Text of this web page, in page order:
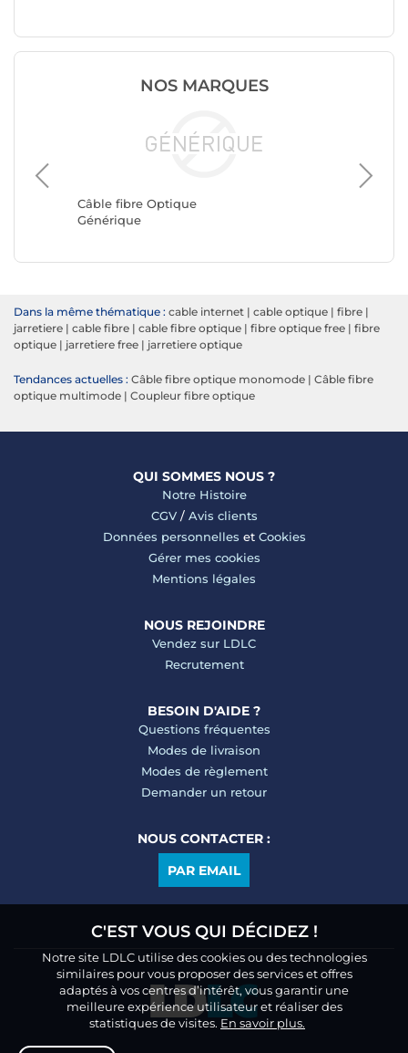
NOS MARQUES
Câble fibre Optique
Générique
Câble
Dans la même thématique : cable internet | cable optique | fibre |
jarretiere | cable fibre | cable fibre optique | fibre optique free | fibre
optique | jarretiere free | jarretiere optique
Tendances actuelles : Câble fibre optique monomode | Câble fibre
optique multimode | Coupleur fibre optique
QUI SOMMES NOUS ?
Notre Histoire
CGV/ Avis clients
Données personnelles et Cookies
Gérer mes cookies
Mentions légales
NOUS REJOINDRE
Vendez sur LDLC
Recrutement
BESOIN D'AIDE ?
Questions fréquentes
Modes de livraison
Modes de règlement
Demander un retour
NOUS CONTACTER :
PAR EMAIL
C'EST VOUS QUI DÉCIDEZ !
Notre site LDLC utilise des cookies ou des technologies
similaires pour vous proposer des services et offres
adaptés à vos centres d’intérêt, vous garantir une
meilleure expérience utilisateur et réaliser des
statistiques de visites. En savoir plus.